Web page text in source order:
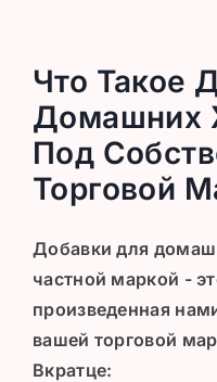
Что Такое
Домашних
Под
Торговой
Добавки для
частной маркой -
произведенная
вашей торговой
Вкратце: